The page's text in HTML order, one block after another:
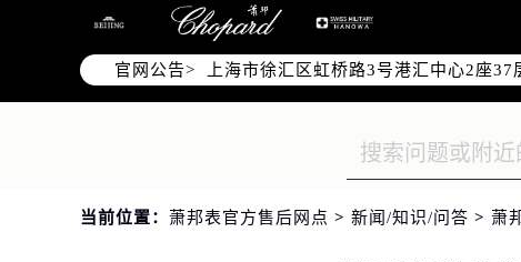
官网公告>
北京市朝阳区建国门外大街甲6号华熙
天津市和平区赤峰道136号天津国际金
上海市徐汇区虹桥路3号港汇中心2座37
上海市黄浦区南京东路299号宏伊国际
常州市新北区龙锦路1590号现代传媒
扬州市邗江区国展路29号星耀天地写字
当前位置： 萧邦表官方售后网点 > 新闻/知识/问答 > 萧